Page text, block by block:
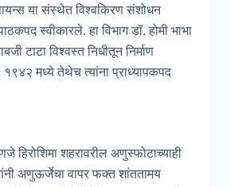
या संस्थेत विश्वकिरण संशोधन
स्वीकारले. हा विभाग डॉ. होमी भाभा
टाटा विश्वस्त निधीतून निर्माण
मध्ये तेथेच त्यांना प्राध्यापकपद
हिरोशिमा शहरावरील अणुस्फोटाच्याही
यांनी अणुऊर्जेचा वापर फक्त शांततामय